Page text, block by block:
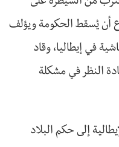
أن يُسقط الحكومة ويؤلف
في إيطاليا، وقاد
النظر في مشكلة
إلى حكم البلاد